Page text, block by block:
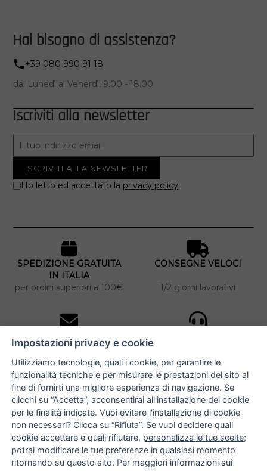
Hai bisogno di assistenza?
+39 080 990 91 18
dal Lunedì al Venerdì, 9.00 - 18.00
Iscriviti alla newsletter
Ho letto ed accettato la privacy policy.
SPEDIZIONE GRATUITA
IN ITALIA
per ordini superiori a 100€
CONSEGNE VELOCI
1/2 giorni lavorativi
iscriviti alla newsletter
per tutti gli ordini
NUCCIA COSTANTINO
via Argiro 112/114 - 70122 Bari
+39 080 990 9118
Impostazioni privacy e cookie
Utilizziamo tecnologie, quali i cookie, per garantire le
funzionalità tecniche e per misurare le prestazioni del sito al
fine di fornirti una migliore esperienza di navigazione. Se
clicchi su “Accetta”, acconsentirai all'installazione dei cookie
per le finalità indicate. Vuoi evitare l'installazione di cookie
non necessari? Clicca su “Rifiuta”. Se vuoi decidere quali
cookie accettare e quali rifiutare, personalizza le tue scelte;
potrai modificare le tue preferenze in qualsiasi momento
ritornando su questo sito. Per maggiori informazioni sui